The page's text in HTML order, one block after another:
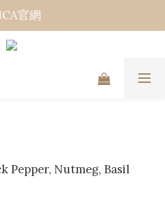
官網
Pepper, Nutmeg, Basil